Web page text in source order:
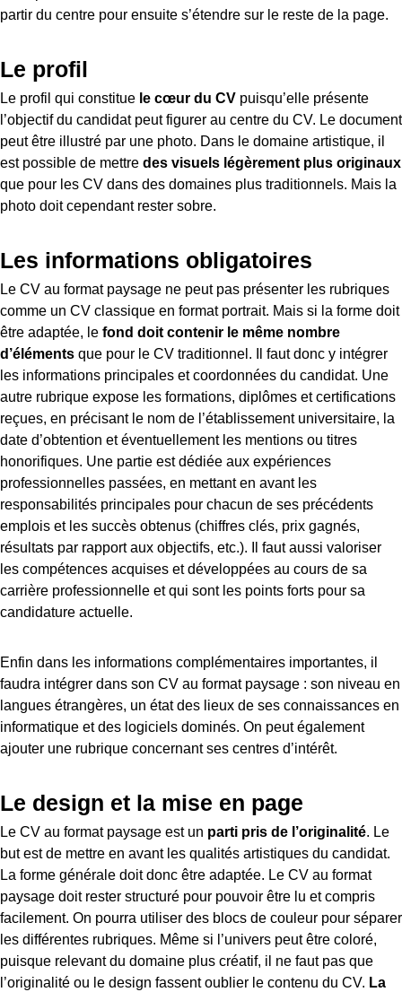
partir du centre pour ensuite s’étendre sur le reste de la page.
Le profil
Le profil qui constitue le cœur du CV puisqu’elle présente
l’objectif du candidat peut figurer au centre du CV. Le document
peut être illustré par une photo. Dans le domaine artistique, il
est possible de mettre des visuels légèrement plus originaux
que pour les CV dans des domaines plus traditionnels. Mais la
photo doit cependant rester sobre.
Les informations obligatoires
Le CV au format paysage ne peut pas présenter les rubriques
comme un CV classique en format portrait. Mais si la forme doit
être adaptée, le fond doit contenir le même nombre
d’éléments que pour le CV traditionnel. Il faut donc y intégrer
les informations principales et coordonnées du candidat. Une
autre rubrique expose les formations, diplômes et certifications
reçues, en précisant le nom de l’établissement universitaire, la
date d’obtention et éventuellement les mentions ou titres
honorifiques. Une partie est dédiée aux expériences
professionnelles passées, en mettant en avant les
responsabilités principales pour chacun de ses précédents
emplois et les succès obtenus (chiffres clés, prix gagnés,
résultats par rapport aux objectifs, etc.). Il faut aussi valoriser
les compétences acquises et développées au cours de sa
carrière professionnelle et qui sont les points forts pour sa
candidature actuelle.
Enfin dans les informations complémentaires importantes, il
faudra intégrer dans son CV au format paysage : son niveau en
langues étrangères, un état des lieux de ses connaissances en
informatique et des logiciels dominés. On peut également
ajouter une rubrique concernant ses centres d’intérêt.
Le design et la mise en page
Le CV au format paysage est un parti pris de l’originalité. Le
but est de mettre en avant les qualités artistiques du candidat.
La forme générale doit donc être adaptée. Le CV au format
paysage doit rester structuré pour pouvoir être lu et compris
facilement. On pourra utiliser des blocs de couleur pour séparer
les différentes rubriques. Même si l’univers peut être coloré,
puisque relevant du domaine plus créatif, il ne faut pas que
l’originalité ou le design fassent oublier le contenu du CV. La